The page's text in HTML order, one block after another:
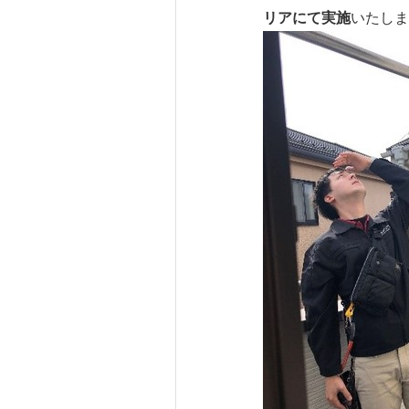
リアにて実施いたし